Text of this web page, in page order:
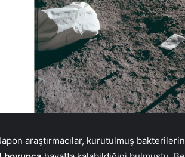
araştırmacılar, kurutulmuş